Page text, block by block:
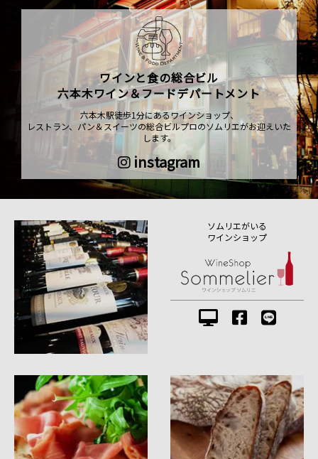
ワインと食の総合ビル
六本木ワイン＆フードデパートメント
六本木駅徒歩1分にあるワインショップ、
レストラン、パン＆スイーツの総合ビルプロのソムリエがお迎えいた
します。
instagram
ソムリエがいる
ワインショップ